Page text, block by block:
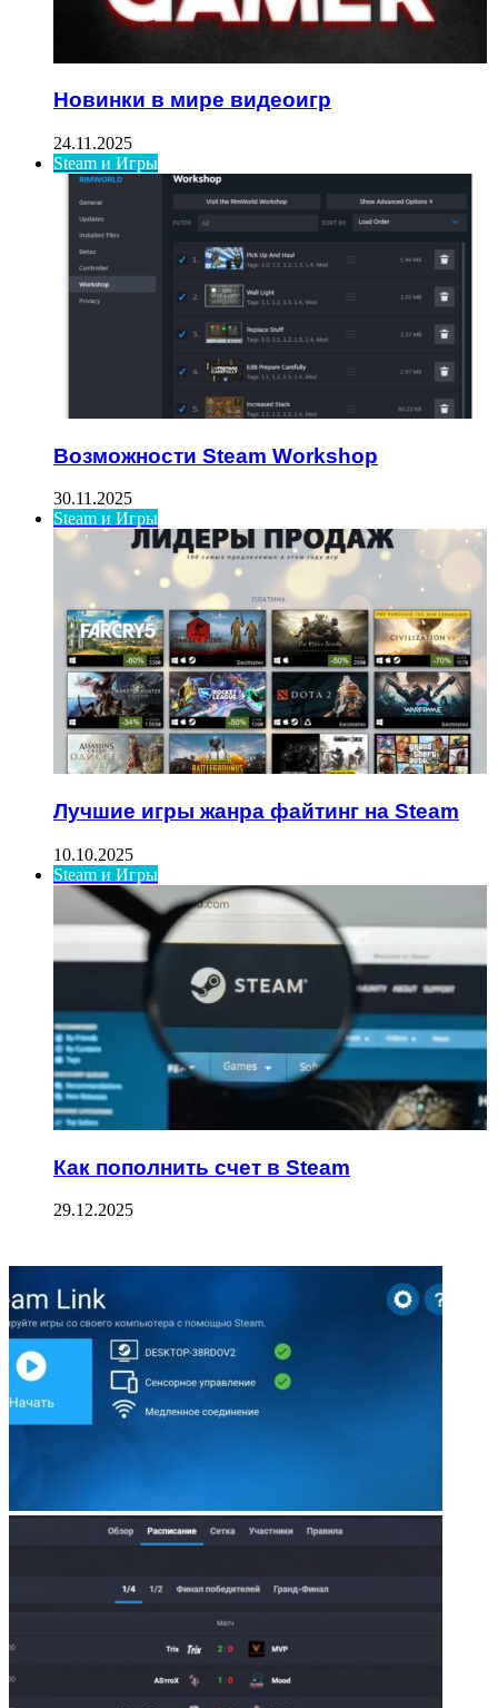
Новинки в мире видеоигр
24.11.2025
Steam и Игры
Возможности Steam Workshop
30.11.2025
Steam и Игры
Лучшие игры жанра файтинг на Steam
10.10.2025
Steam и Игры
Как пополнить счет в Steam
29.12.2025